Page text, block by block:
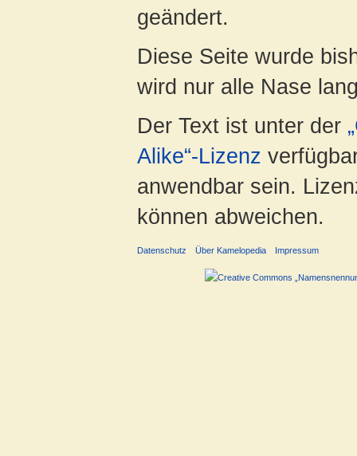
geändert.
Diese Seite wurde
wird nur alle Nase
Der Text ist unter der
Alike“-Lizenz
anwendbar sein.
können abweichen.
Datenschutz Über Kamelopedia Impressum